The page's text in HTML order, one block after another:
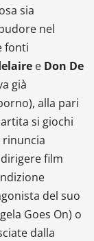
sia
nel
fonti
e Don De
già
), alla pari
si giochi
rinuncia
film
del suo
Goes On) o
dalla